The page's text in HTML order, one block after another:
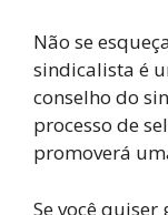
Não se
sindicalista é
conselho do
processo de
promoverá
Se você